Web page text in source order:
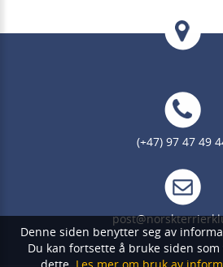
(+47) 97 47 49
Denne siden benytter seg av
Du kan fortsette å bruke siden